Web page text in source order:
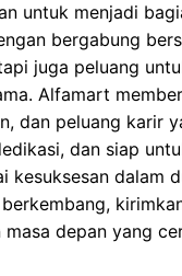
untuk menjadi
bergabung
juga peluang
Alfamart
dan peluang karir
dan siap
kesuksesan dalam
depan yang